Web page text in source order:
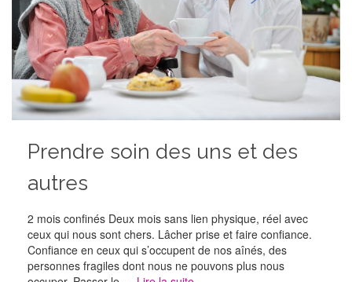
Prendre soin des uns et des
autres
2 mois confinés Deux mois sans lien physique, réel avec
ceux qui nous sont chers. Lâcher prise et faire confiance.
Confiance en ceux qui s’occupent de nos aînés, des
personnes fragiles dont nous ne pouvons plus nous